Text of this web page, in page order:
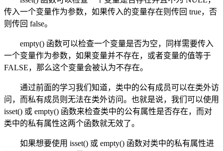
传入一个变量作为参数，如果传入的变量存在则传回 true，否
则传回 false。
empty() 函数可以检查一个变量是否为空，同样需要传入
一个变量作为参数，如果变量并不存在，或者变量的值等于
FALSE，那么这个变量会被认为不存在。
通过前面的学习我们知道，类中的公有成员可以在类外访
问，而私有成员则无法在类外访问。也就是说，我们可以使用
isset() 或 empty() 函数来检查类中的公有属性是否存在，而对
类中的私有属性这两个函数就无效了。
如果想要使用 isset() 或 empty() 函数对类中的私有属性进